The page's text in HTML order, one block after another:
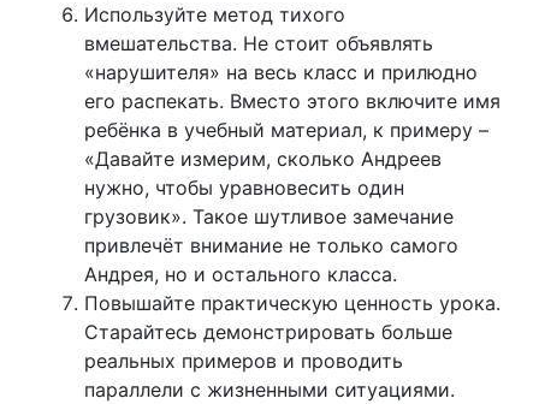
Используйте метод тихого
вмешательства. Не стоит объявлять
«нарушителя» на весь класс и прилюдно
его распекать. Вместо этого включите имя
ребёнка в учебный материал, к примеру –
«Давайте измерим, сколько Андреев
нужно, чтобы уравновесить один
грузовик». Такое шутливое замечание
привлечёт внимание не только самого
Андрея, но и остального класса.
Повышайте практическую ценность урока.
Старайтесь демонстрировать больше
реальных примеров и проводить
параллели с жизненными ситуациями.